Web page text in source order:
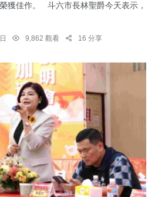
獲佳作。 斗六市長林聖爵今天表示，
9,862 觀看 16 分享